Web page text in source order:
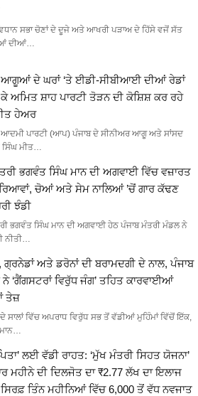
ਸਭਾ ਚੋਣਾਂ ਦੇ ਦੂਜੇ ਅਤੇ ਆਖਰੀ ਪੜਾਅ ਦੇ ਹਿੱਸੇ ਵਜੋਂ ਸੱਤ
ਦੀਆਂ…
ਆਗੂਆਂ ਦੇ ਘਰਾਂ ‘ਤੇ ਈਡੀ-ਸੀਬੀਆਈ ਦੀਆਂ ਰੇਡਾਂ
ਅਮਿਤ ਸ਼ਾਹ ਪਾਰਟੀ ਤੋੜਨ ਦੀ ਕੋਸ਼ਿਸ਼ ਕਰ ਰਹੇ
ਹੇਅਰ
ਪਾਰਟੀ (ਆਪ) ਪੰਜਾਬ ਦੇ ਸੀਨੀਅਰ ਆਗੂ ਅਤੇ ਸਾਂਸਦ
ਮੀਤ…
ਭਗਵੰਤ ਸਿੰਘ ਮਾਨ ਦੀ ਅਗਵਾਈ ਵਿੱਚ ਵਜ਼ਾਰਤ
ਚੋਆਂ ਅਤੇ ਸੇਮ ਨਾਲਿਆਂ ’ਚੋਂ ਗਾਰ ਕੱਢਣ
ਝੰਡੀ
ਭਗਵੰਤ ਸਿੰਘ ਮਾਨ ਦੀ ਅਗਵਾਈ ਹੇਠ ਪੰਜਾਬ ਮੰਤਰੀ ਮੰਡਲ ਨੇ
ਨੀਤੀ…
ਗ੍ਰਨੇਡਾਂ ਅਤੇ ਡਰੋਨਾਂ ਦੀ ਬਰਾਮਦਗੀ ਦੇ ਨਾਲ, ਪੰਜਾਬ
‘ਗੈਂਗਸਟਰਾਂ ਵਿਰੁੱਧ ਜੰਗ’ ਤਹਿਤ ਕਾਰਵਾਈਆਂ
ਤੇਜ਼
ਦੇ ਸਾਲਾਂ ਵਿੱਚ ਅਪਰਾਧ ਵਿਰੁੱਧ ਸਭ ਤੋਂ ਵੱਡੀਆਂ ਮੁਹਿੰਮਾਂ ਵਿੱਚੋਂ ਇੱਕ,
ਲਈ ਵੱਡੀ ਰਾਹਤ: ‘ਮੁੱਖ ਮੰਤਰੀ ਸਿਹਤ ਯੋਜਨਾ’
ਮਹੀਨੇ ਦੀ ਦਿਲਜੋਤ ਦਾ ₹2.77 ਲੱਖ ਦਾ ਇਲਾਜ
ਤਿੰਨ ਮਹੀਨਿਆਂ ਵਿੱਚ 6,000 ਤੋਂ ਵੱਧ ਨਵਜਾਤ